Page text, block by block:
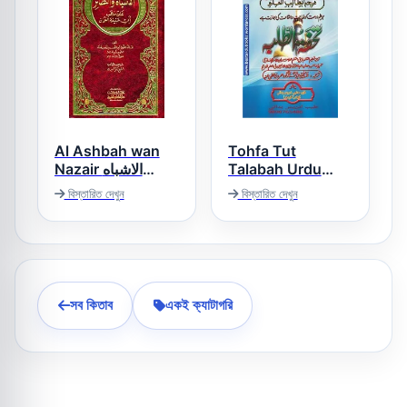
Al Ashbah wan
Nazair الاشباه
والنظائر
বিস্তারিত দেখুন
Tohfa Tut
Talabah Urdu
Tarjama Taleem
ul Muta’allim تحفۃ
الطلبہ اردو ترجمہ
تعلیم المتعلم
বিস্তারিত দেখুন
সব কিতাব একই ক্যাটাগরি